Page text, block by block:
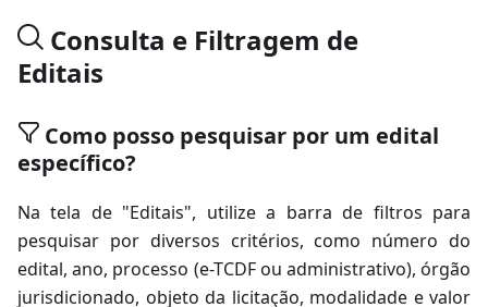
Consulta e Filtragem de
Editais
Como posso pesquisar por um edital
específico?
Na tela de "Editais", utilize a barra de filtros para
pesquisar por diversos critérios, como número do
edital, ano, processo (e-TCDF ou administrativo), órgão
jurisdicionado, objeto da licitação, modalidade e valor